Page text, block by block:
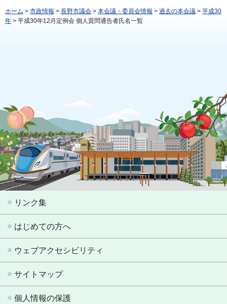
ホーム > 市政情報 > 長野市議会 > 本会議・委員会情報 > 過去の本会議 > 平成30
年 > 平成30年12月定例会 個人質問通告者氏名一覧
リンク集
はじめての方へ
ウェブアクセシビリティ
サイトマップ
個人情報の保護